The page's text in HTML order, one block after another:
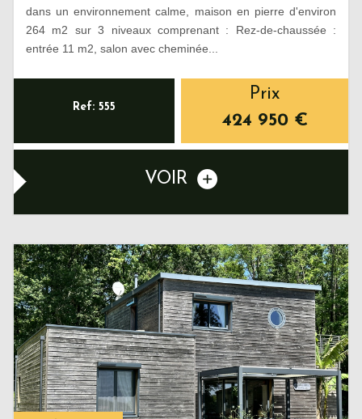
dans un environnement calme, maison en pierre d'environ
264 m2 sur 3 niveaux comprenant : Rez-de-chaussée :
entrée 11 m2, salon avec cheminée...
Ref: 555
Prix
424 950 €
VOIR